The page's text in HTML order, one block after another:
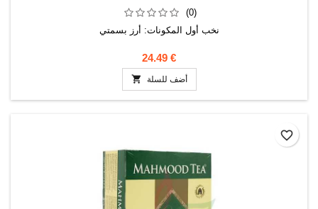
(0)
نخب أول المكونات: أرز بسمتي
24.49 €
 أضف للسلة
favorite_border